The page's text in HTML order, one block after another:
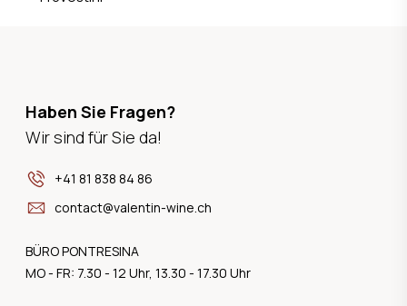
Haben Sie Fragen?
Wir sind für Sie da!
+41 81 838 84 86
contact@valentin-wine.ch
BÜRO PONTRESINA
MO - FR: 7.30 - 12 Uhr, 13.30 - 17.30 Uhr